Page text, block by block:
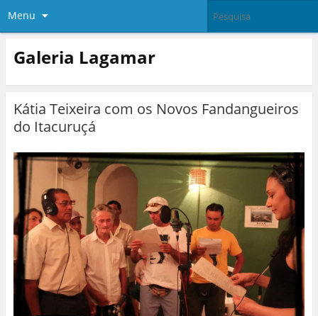
Menu
Galeria Lagamar
Kátia Teixeira com os Novos Fandangueiros
do Itacuruçá